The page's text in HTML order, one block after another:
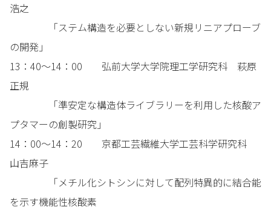
浩之
「ステム構造を必要としない新規リニアプローブ
の開発」
13：40～14：00 弘前大学大学院理工学研究科 萩原
正規
「準安定な構造体ライブラリーを利用した核酸ア
プタマーの創製研究」
14：00～14：20 京都工芸繊維大学工芸科学研究科
山吉麻子
「メチル化シトシンに対して配列特異的に結合能
を示す機能性核酸素